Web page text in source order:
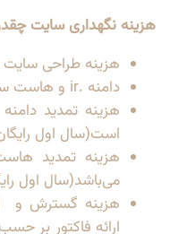
هزینه نگهداری سایت
هزینه طراحی
دامنه .ir و هاست سال اول رایگان است
است(سال اول
می‌باشد(سال اول
هزینه گسترش و
ارائه فاکتور بر